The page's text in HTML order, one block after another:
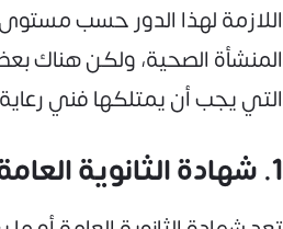
اللازمة لهذا الدور حسب
المنشأة الصحية، ولكن هناك
التي يجب أن يمتلكها فني
1. شهادة الثانوية العامة